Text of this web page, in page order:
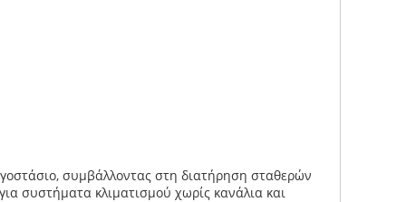
συμβάλλοντας στη διατήρηση σταθερών
συστήματα κλιματισμού χωρίς κανάλια και